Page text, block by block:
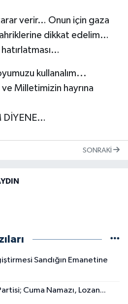
verir… Onun için gaza
dikkat edelim…
kullanalım...
Milletimizin hayrına
DİYENE…
SONRAKI
Sandığın Emanetine
Cuma Namazı, Lozan...